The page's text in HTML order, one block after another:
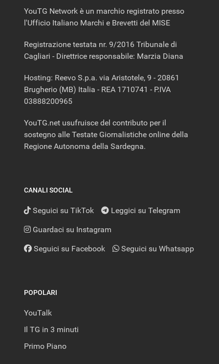
YouTG Network è un marchio registrato presso
l'Ufficio Italiano Marchi e Brevetti del MISE
Registrazione testata nr. 9/2016 Tribunale di
Cagliari - Direttrice responsabile: Marzia Diana
Hosting: Reevo S.p.a. via Aristotele, 9 - 20861
Brugherio (MB) Italia - REA 1710741 - P.IVA
03888200965
YouTG.net usufruisce del contributo per il
sostegno alle Testate Giornalistiche online della
Regione Autonoma della Sardegna.
CANALI SOCIAL
Seguici su TikTok Leggici su Telegram
Guardaci su Instagram
Seguici su Facebook Seguici su Whatsapp
POPOLARI
YouTalk
Il TG in 3 minuti
Primo Piano